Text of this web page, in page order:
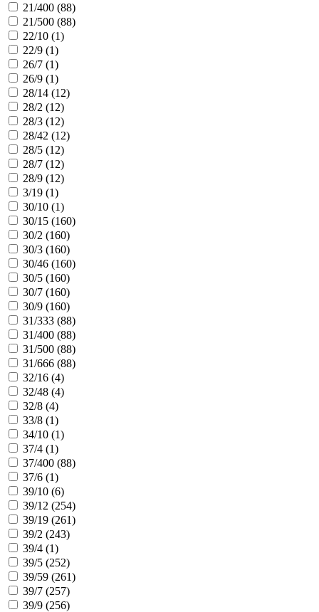
21/400 (88)
21/500 (88)
22/10 (1)
22/9 (1)
26/7 (1)
26/9 (1)
28/14 (12)
28/2 (12)
28/3 (12)
28/42 (12)
28/5 (12)
28/7 (12)
28/9 (12)
3/19 (1)
30/10 (1)
30/15 (160)
30/2 (160)
30/3 (160)
30/46 (160)
30/5 (160)
30/7 (160)
30/9 (160)
31/333 (88)
31/400 (88)
31/500 (88)
31/666 (88)
32/16 (4)
32/48 (4)
32/8 (4)
33/8 (1)
34/10 (1)
37/4 (1)
37/400 (88)
37/6 (1)
39/10 (6)
39/12 (254)
39/19 (261)
39/2 (243)
39/4 (1)
39/5 (252)
39/59 (261)
39/7 (257)
39/9 (256)